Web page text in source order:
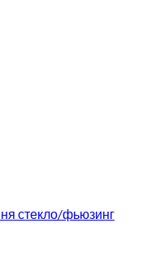
стекло/фьюзинг